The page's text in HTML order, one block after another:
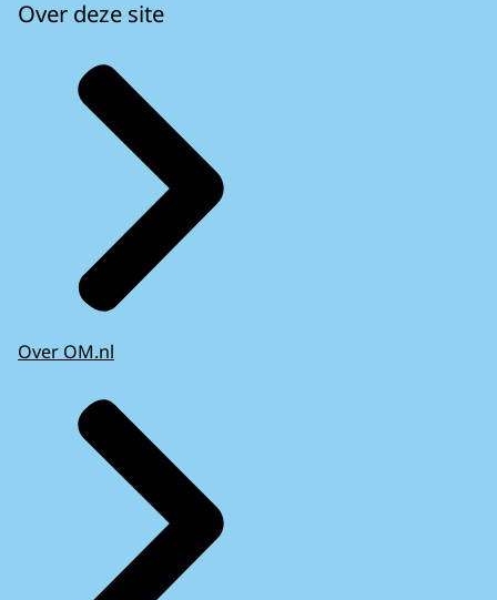
Over deze site
Over OM.nl